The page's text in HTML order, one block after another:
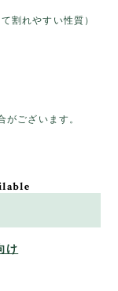
割れやすい性質）
ございます。
け